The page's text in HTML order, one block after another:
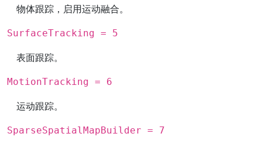
物体跟踪，启用运动融合。
SurfaceTracking = 5
表面跟踪。
MotionTracking = 6
运动跟踪。
SparseSpatialMapBuilder = 7